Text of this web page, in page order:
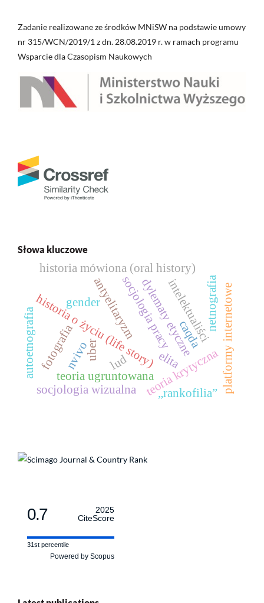
Zadanie realizowane ze środków MNiSW na podstawie umowy
nr 315/WCN/2019/1 z dn. 28.08.2019 r. w ramach programu
Wsparcie dla Czasopism Naukowych
Słowa kluczowe
antyelitaryzm
elita
intelektualiści
lud teoria krytyczna
historia mówiona (oral history)
historia o życiu (life story)dylematy etyczne
uber platformy internetowe
teoria ugruntowana
socjologia wizualna
fotografia socjologia pracy
gender
„rankofilia”
caqda
nvivo
netnografia
autoetnografia
0.7
2025
CiteScore
31st percentile
Powered by Scopus